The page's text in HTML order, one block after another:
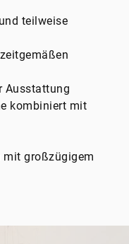
teilweise
Ausstattung
kombiniert mit
mit großzügigem